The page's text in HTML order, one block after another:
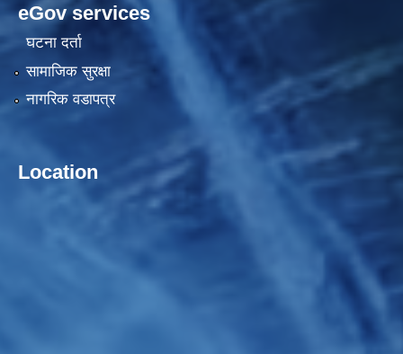
eGov services
घटना दर्ता
सामाजिक सुरक्षा
नागरिक वडापत्र
Location